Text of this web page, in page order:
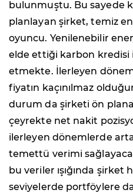
bulunmuştu. Bu sayede
planlayan şirket, temiz
oyuncu. Yenilenebilir
elde ettiği karbon kredisi
etmekte. İlerleyen
fiyatın kaçınılmaz
durum da şirketi ön plana
çeyrekte net nakit
ilerleyen dönemlerde
temettü verimi
bu veriler ışığında şirket
seviyelerde portföylere